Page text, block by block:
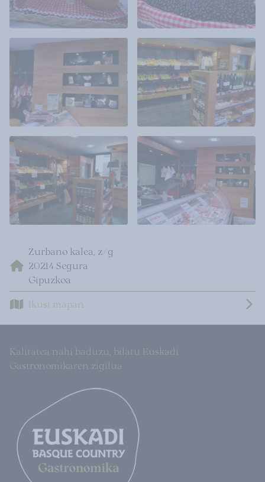
Zurbano kalea, z/g
20214 Segura
Gipuzkoa
Ikusi mapan
Kalitatea nahi baduzu, bilatu Euskadi
Gastronomikaren zigilua